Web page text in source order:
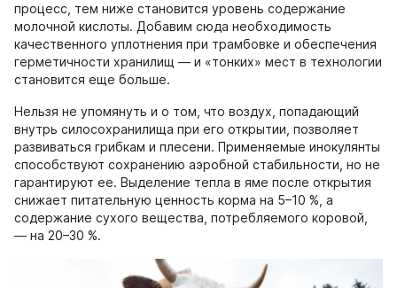
процесс, тем ниже становится уровень содержание
молочной кислоты. Добавим сюда необходимость
качественного уплотнения при трамбовке и обеспечения
герметичности хранилищ — и «тонких» мест в технологии
становится еще больше.
Нельзя не упомянуть и о том, что воздух, попадающий
внутрь силосохранилища при его открытии, позволяет
развиваться грибкам и плесени. Применяемые инокулянты
способствуют сохранению аэробной стабильности, но не
гарантируют ее. Выделение тепла в яме после открытия
снижает питательную ценность корма на 5–10 %, а
содержание сухого вещества, потребляемого коровой,
— на 20–30 %.